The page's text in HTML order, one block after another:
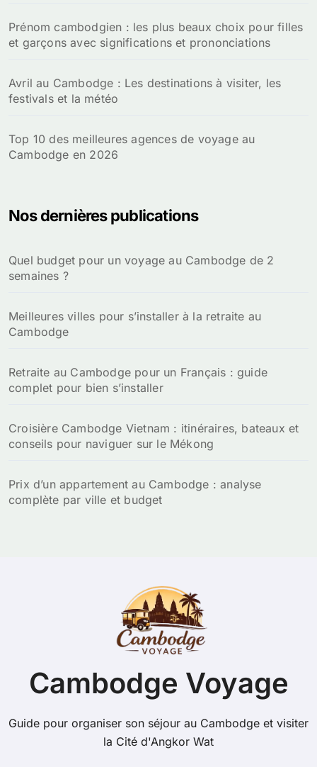
Prénom cambodgien : les plus beaux choix pour filles
et garçons avec significations et prononciations
Avril au Cambodge : Les destinations à visiter, les
festivals et la météo
Top 10 des meilleures agences de voyage au
Cambodge en 2026
Nos dernières publications
Quel budget pour un voyage au Cambodge de 2
semaines ?
Meilleures villes pour s’installer à la retraite au
Cambodge
Retraite au Cambodge pour un Français : guide
complet pour bien s’installer
Croisière Cambodge Vietnam : itinéraires, bateaux et
conseils pour naviguer sur le Mékong
Prix d’un appartement au Cambodge : analyse
complète par ville et budget
Cambodge Voyage
Guide pour organiser son séjour au Cambodge et visiter
la Cité d'Angkor Wat